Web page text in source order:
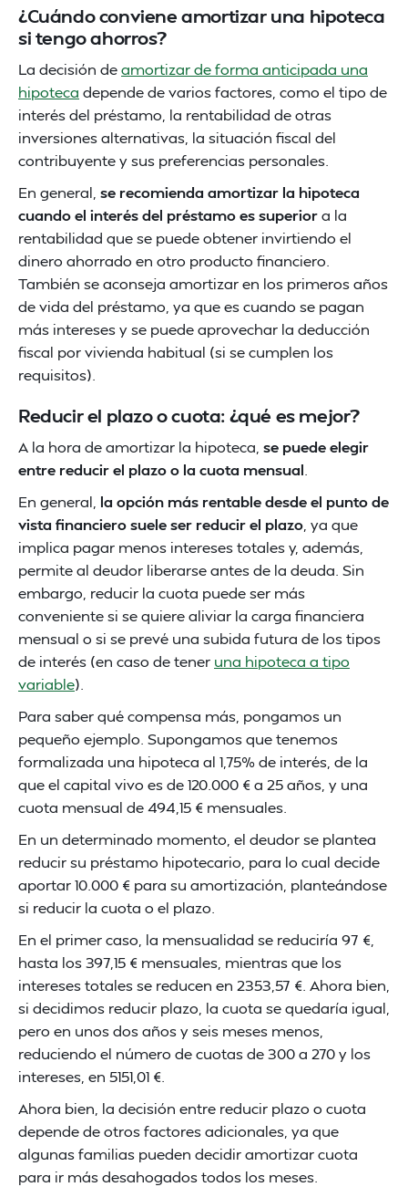
¿Cuándo conviene amortizar una hipoteca
si tengo ahorros?
La decisión deamortizar de forma anticipada una
hipoteca depende de varios factores, como el tipo de
interés del préstamo, la rentabilidad de otras
inversiones alternativas, la situación fiscal del
contribuyente y sus preferencias personales.
En general, se recomienda amortizar la hipoteca
cuando el interés del préstamo es superiora la
rentabilidad que se puede obtener invirtiendo el
dinero ahorrado en otro producto financiero.
También se aconseja amortizar en los primeros años
de vida del préstamo, ya que es cuando se pagan
más intereses y se puede aprovechar la deducción
fiscal por vivienda habitual (si se cumplen los
requisitos).
Reducir el plazo o cuota: ¿qué es mejor?
A la hora de amortizar la hipoteca, se puede elegir
entre reducir el plazo o la cuota mensual
En general, la opción más rentable desde el punto de
vista financiero suele ser reducir el plazo , ya que
implica pagar menos intereses totales y, además,
permite al deudor liberarse antes de la deuda. Sin
embargo, reducir la cuota puede ser más
conveniente si se quiere aliviar la carga financiera
mensual o si se prevé una subida futura de los tipos
de interés (en caso de tener una hipoteca a tipo
variable).
Para saber qué compensa más, pongamos un
pequeño ejemplo. Supongamos que tenemos
formalizada una hipoteca al 1,75% de interés, de la
que el capital vivo es de 120.000 € a 25 años, y una
cuota mensual de 494,15 € mensuales.
En un determinado momento, el deudor se plantea
reducir su préstamo hipotecario, para lo cual decide
aportar 10.000 € para su amortización, planteándose
si reducir la cuota o el plazo.
En el primer caso, la mensualidad se reduciría 97 €,
hasta los 397,15 € mensuales, mientras que los
intereses totales se reducen en 2353,57 €. Ahora bien,
si decidimos reducir plazo, la cuota se quedaría igual,
pero en unos dos años y seis meses menos,
reduciendo el número de cuotas de 300 a 270 y los
intereses, en 5151,01 €.
Ahora bien, la decisión entre reducir plazo o cuota
depende de otros factores adicionales, ya que
algunas familias pueden decidir amortizar cuota
para ir más desahogados todos los meses.